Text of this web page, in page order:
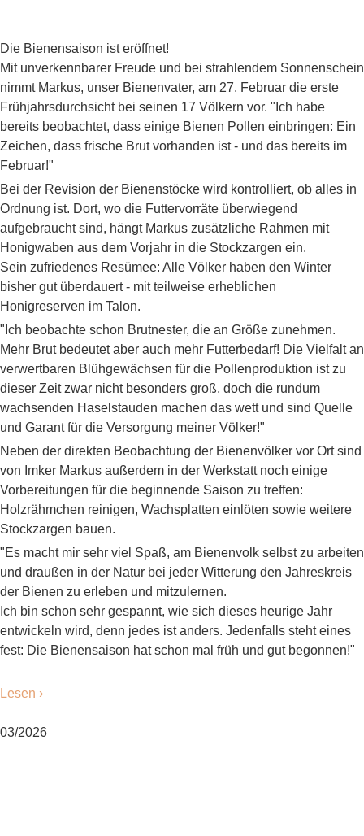
Die Bienensaison ist eröffnet!
Mit unverkennbarer Freude und bei strahlendem Sonnenschein
nimmt Markus, unser Bienenvater, am 27. Februar die erste
Frühjahrsdurchsicht bei seinen 17 Völkern vor. "Ich habe
bereits beobachtet, dass einige Bienen Pollen einbringen: Ein
Zeichen, dass frische Brut vorhanden ist - und das bereits im
Februar!"
Bei der Revision der Bienenstöcke wird kontrolliert, ob alles in
Ordnung ist. Dort, wo die Futtervorräte überwiegend
aufgebraucht sind, hängt Markus zusätzliche Rahmen mit
Honigwaben aus dem Vorjahr in die Stockzargen ein.
Sein zufriedenes Resümee: Alle Völker haben den Winter
bisher gut überdauert - mit teilweise erheblichen
Honigreserven im Talon.
"Ich beobachte schon Brutnester, die an Größe zunehmen.
Mehr Brut bedeutet aber auch mehr Futterbedarf! Die Vielfalt an
verwertbaren Blühgewächsen für die Pollenproduktion ist zu
dieser Zeit zwar nicht besonders groß, doch die rundum
wachsenden Haselstauden machen das wett und sind Quelle
und Garant für die Versorgung meiner Völker!"
Neben der direkten Beobachtung der Bienenvölker vor Ort sind
von Imker Markus außerdem in der Werkstatt noch einige
Vorbereitungen für die beginnende Saison zu treffen:
Holzrähmchen reinigen, Wachsplatten einlöten sowie weitere
Stockzargen bauen.
"Es macht mir sehr viel Spaß, am Bienenvolk selbst zu arbeiten
und draußen in der Natur bei jeder Witterung den Jahreskreis
der Bienen zu erleben und mitzulernen.
Ich bin schon sehr gespannt, wie sich dieses heurige Jahr
entwickeln wird, denn jedes ist anders. Jedenfalls steht eines
fest: Die Bienensaison hat schon mal früh und gut begonnen!"
Lesen ›
03/2026